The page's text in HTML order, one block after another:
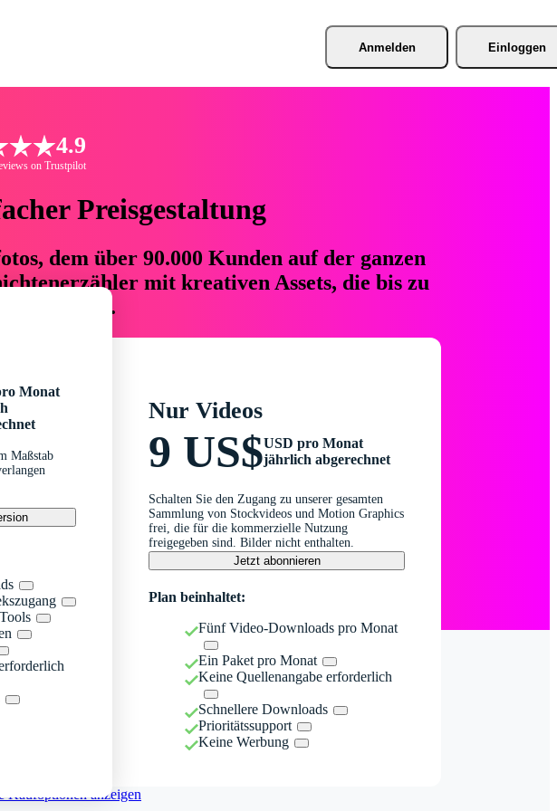
Anmelden Einloggen
4.9
on Trustpilot
Preisgestaltung
dem über 90.000 Kunden auf der ganzen
mit kreativen Assets, die bis zu
einsparen.
Monat
Maßstab
Nur Videos
9 US$USD pro Monat
jährlich abgerechnet
Schalten Sie den Zugang zu unserer gesamten
Sammlung von Stockvideos und Motion Graphics
frei, die für die kommerzielle Nutzung
freigegeben sind. Bilder nicht enthalten.
Jetzt abonnieren
Plan beinhaltet:
Fünf Video-Downloads pro Monat
Ein Paket pro Monat
Keine Quellenangabe erforderlich
Schnellere Downloads
Prioritätssupport
Keine Werbung
Kaufoptionen anzeigen